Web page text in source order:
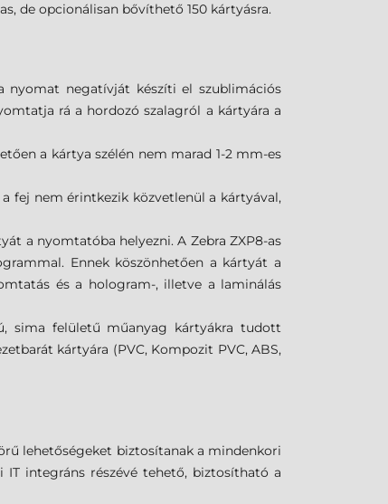
de opcionálisan bővíthető 150 kártyásra.
negatívját készíti el szublimációs
rá a hordozó szalagról a kártyára a
a kártya szélén nem marad 1-2 mm-es
fej nem érintkezik közvetlenül a kártyával,
a nyomtatóba helyezni. A Zebra ZXP8-as
Ennek köszönhetően a kártyát a
és a hologram-, illetve a laminálás
sima felületű műanyag kártyákra tudott
kártyára (PVC, Kompozit PVC, ABS,
lehetőségeket biztosítanak a mindenkori
integráns részévé tehető, biztosítható a